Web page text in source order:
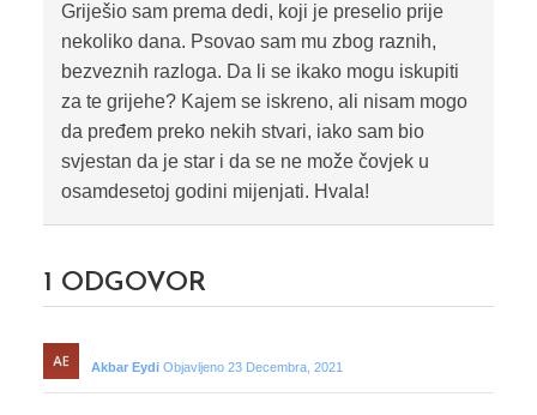
Griješio sam prema dedi, koji je preselio prije
nekoliko dana. Psovao sam mu zbog raznih,
bezveznih razloga. Da li se ikako mogu iskupiti
za te grijehe? Kajem se iskreno, ali nisam mogo
da pređem preko nekih stvari, iako sam bio
svjestan da je star i da se ne može čovjek u
osamdesetoj godini mijenjati. Hvala!
1 ODGOVOR
Akbar Eydi Objavljeno 23 Decembra, 2021